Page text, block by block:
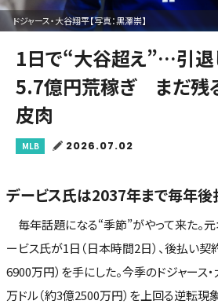
ドジャース・大谷翔平【写真：黒澤崇】
1日で“大谷超え”…引退
5.7億円荒稼ぎ まだ残
皮肉
MLB 2026.07.02
デービス氏は2037年まで毎年
毎年話題になる“季節”がやって来た。元
ービス氏が1日（日本時間2日）、後払い契
6900万円）を手にした。今季のドジャース
万ドル（約3億2500万円）を上回る逆転現